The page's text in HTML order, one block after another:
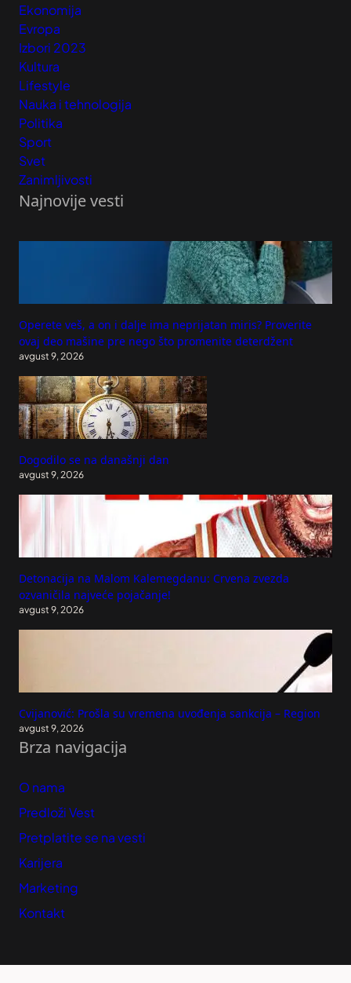
Ekonomija
Evropa
Izbori 2023
Kultura
Lifestyle
Nauka i tehnologija
Politika
Sport
Svet
Zanimljivosti
Najnovije vesti
Operete veš, a on i dalje ima neprijatan miris? Proverite
ovaj deo mašine pre nego što promenite deterdžent
avgust 9, 2026
Dogodilo se na današnji dan
avgust 9, 2026
Detonacija na Malom Kalemegdanu: Crvena zvezda
ozvaničila najveće pojačanje!
avgust 9, 2026
Cvijanović: Prošla su vremena uvođenja sankcija – Region
avgust 9, 2026
Brza navigacija
O nama
Predloži Vest
Pretplatite se na vesti
Karijera
Marketing
Kontakt